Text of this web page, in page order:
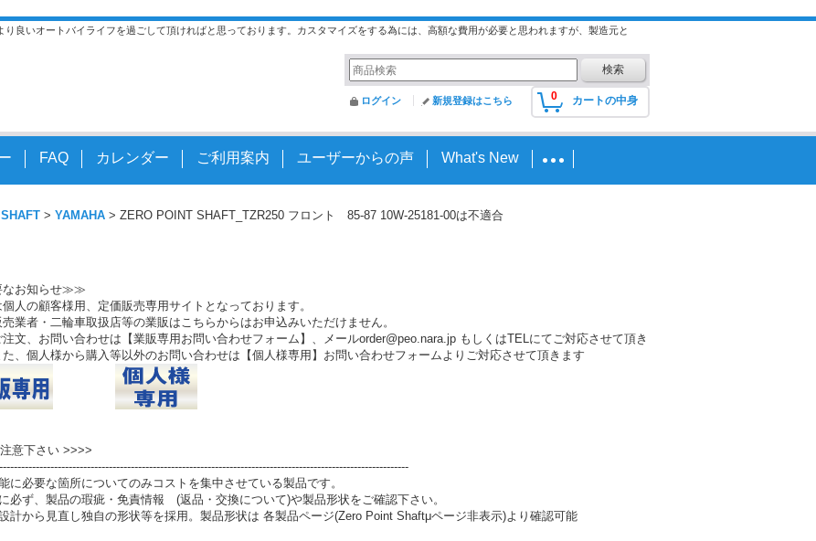
良いオートバイライフを過ごして頂ければと思っております。カスタマイズをする為には、高額な費用が必要と思われますが、製造元と
0 カートの中身
ログイン 新規登録はこちら
FAQ カレンダー ご利用案内 ユーザーからの声 What's New
> YAMAHA > ZERO POINT SHAFT_TZR250 フロント 85-87 10W-25181-00は不適合
お知らせ≫≫
人の顧客様用、定価販売専用サイトとなっております。
業者・二輪車取扱店等の業販はこちらからはお申込みいただけません。
文、お問い合わせは【業販専用お問い合わせフォーム】、メールorder@peo.nara.jp もしくはTELにてご対応させて頂き
た、個人様から購入等以外のお問い合わせは【個人様専用】お問い合わせフォームよりご対応させて頂きます
意下さい >>>>
に必要な箇所についてのみコストを集中させている製品です。
必ず、製品の瑕疵・免責情報 (返品・交換について)や製品形状をご確認下さい。
計から見直し独自の形状等を採用。製品形状は 各製品ページ(Zero Point Shaftμページ非表示)より確認可能